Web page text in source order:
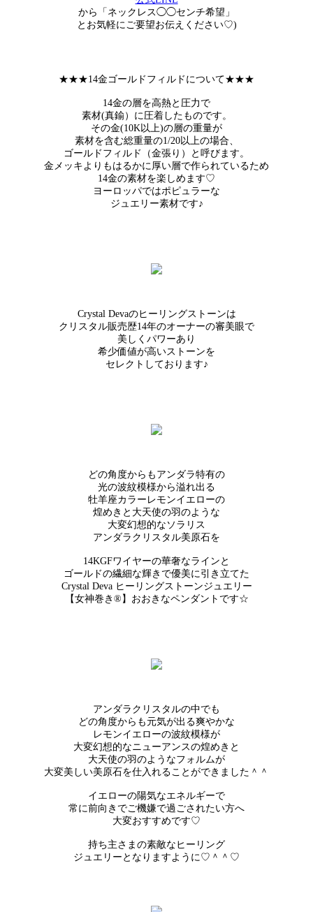
から「ネックレス◯◯センチ希望」
とお気軽にご要望お伝えください♡)
★★★14金ゴールドフィルドについて★★★
14金の層を高熱と圧力で
素材(真鍮）に圧着したものです。
その金(10K以上)の層の重量が
素材を含む総重量の1/20以上の場合、
ゴールドフィルド（金張り）と呼びます。
金メッキよりもはるかに厚い層で作られているため
14金の素材を楽しめます♡
ヨーロッパではポピュラーな
ジュエリー素材です♪
Crystal Devaのヒーリングストーンは
クリスタル販売歴14年のオーナーの審美眼で
美しくパワーあり
希少価値が高いストーンを
セレクトしております♪
どの角度からもアンダラ特有の
光の波紋模様から溢れ出る
牡羊座カラーレモンイエローの
煌めきと大天使の羽のような
大変幻想的なソラリス
アンダラクリスタル美原石を
14KGFワイヤーの華奢なラインと
ゴールドの繊細な輝きで優美に引き立てた
Crystal Deva ヒーリングストーンジュエリー
【女神巻き®】おおきなペンダントです☆
アンダラクリスタルの中でも
どの角度からも元気が出る爽やかな
レモンイエローの波紋模様が
大変幻想的なニューアンスの煌めきと
大天使の羽のようなフォルムが
大変美しい美原石を仕入れることができました＾＾
イエローの陽気なエネルギーで
常に前向きでご機嫌で過ごされたい方へ
大変おすすめです♡
持ち主さまの素敵なヒーリング
ジュエリーとなりますように♡＾＾♡